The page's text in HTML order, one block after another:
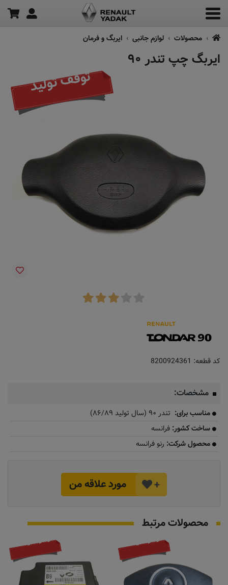
محصولات لوازم جانبی ایربگ و فرمان
ایربگ چپ تندر ۹۰
توقف تولید
کد قطعه: 8200924361
مشخصات:
​​مناسب برای: تندر ۹۰ (سال تولید ۸۶/۸۹)
ساخت کشور: فرانسه
محصول شرکت: رنو فرانسه
+ مورد علاقه من
محصولات مرتبط
موجود نیست موجود نیست